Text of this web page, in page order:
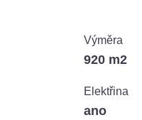
Výměra
920 m2
Elektřina
ano